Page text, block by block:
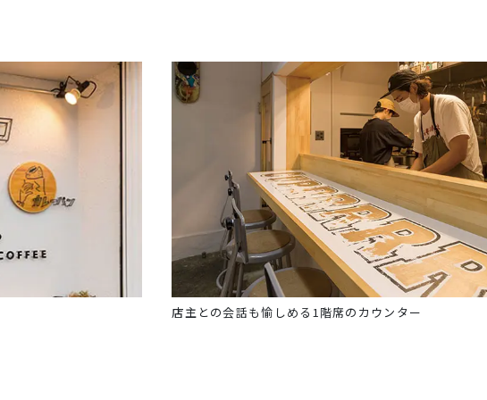
店主との会話も愉しめる1階席のカウンター